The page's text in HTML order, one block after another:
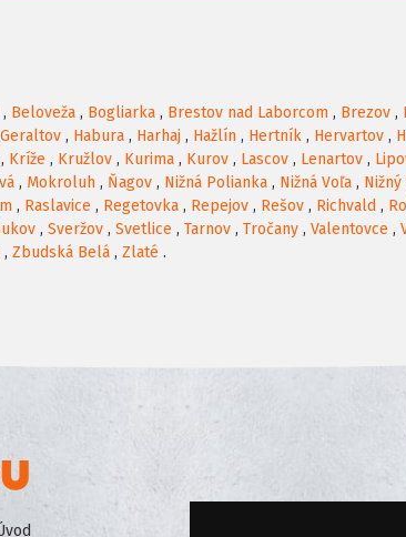
, Beloveža , Bogliarka , Brestov nad Laborcom , Brezov ,
Geraltov , Habura , Harhaj , Hažlín , Hertník , Hervartov ,
, Kríže , Kružlov , Kurima , Kurov , Lascov , Lenartov ,
, Mokroluh , Ňagov , Nižná Polianka , Nižná Voľa , Nižný
, Raslavice , Regetovka , Repejov , Rešov , Richvald ,
, Sveržov , Svetlice , Tarnov , Tročany , Valentovce ,
, Zbudská Belá , Zlaté .